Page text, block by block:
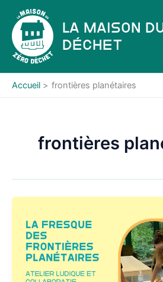
contenu
La Maison
Déchet
Accueil frontières planétaires
frontières